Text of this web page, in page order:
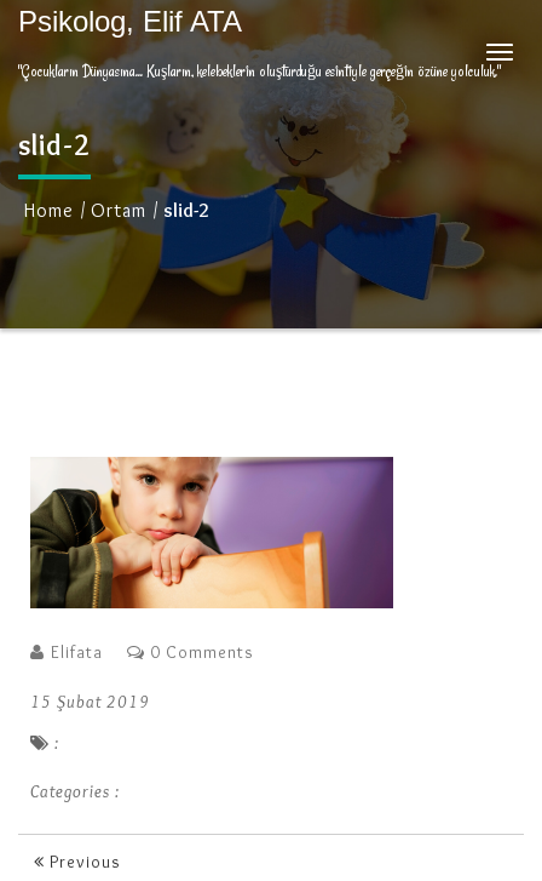
Psikolog, Elif ATA
"Çocukların Dünyasına... Kuşların, kelebeklerin oluşturduğu esintiyle gerçeğin özüne yolculuk."
slid-2
Home / Ortam / slid-2
Elifata 0 Comments
15 Şubat 2019
:
Categories :
Previous